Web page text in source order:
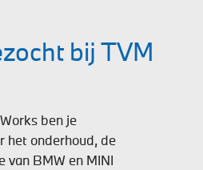
bij TVM
ben je
het onderhoud, de
van BMW en MINI